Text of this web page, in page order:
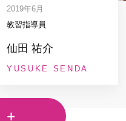
2019年6月
教習指導員
仙田 祐介
YUSUKE SENDA